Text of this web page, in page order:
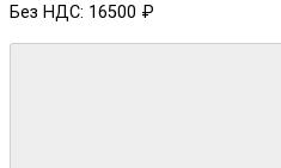
Без НДС: 16500 ₽